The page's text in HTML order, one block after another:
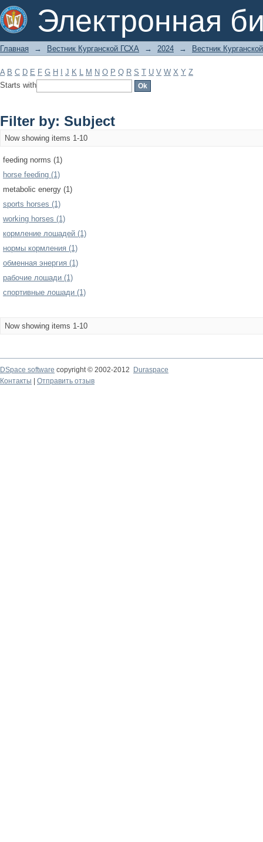
Электронная
Filter by: Subject
Главная → Вестник Курганской ГСХА → 2024 → Вестник
A B C D E F G H J K L M N O P Q R S T U V W X Y Z
Starts with
Filter by: Subject
Now showing items 1-10
feeding norms (1)
horse feeding (1)
metabolic energy (1)
sports horses (1)
working horses (1)
кормление лошадей (1)
нормы кормления (1)
обменная энергия (1)
рабочие лошади (1)
спортивные лошади (1)
Now showing items 1-10
DSpace software copyright © 2002-2012
Duraspace
Контакты
Отправить отзыв